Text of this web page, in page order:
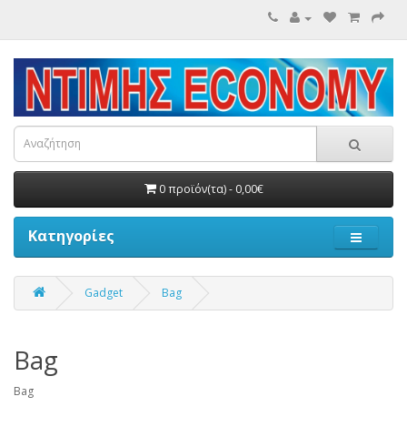
0 προϊόν(τα) - 0,00€
Κατηγορίες
Gadget Bag
Bag
Bag